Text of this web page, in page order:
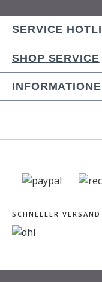
SERVICE
SHOP SERVICE
SCHNELLER